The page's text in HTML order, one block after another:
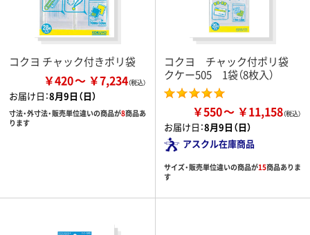
コクヨ チャック付きポリ袋
￥420 ￥7,234
お届け日：8月9日（日）
寸法・外寸法・販売単位違いの商品が8商品あ
ります
コクヨ チャック付ポリ袋
クケー505 1袋（8枚入）
￥550 ￥11,158
お届け日：8月9日（日）
アスクル在庫商品
サイズ・販売単位違いの商品が15商品ありま
す